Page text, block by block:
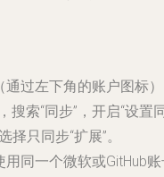
通过左下角的账户图标
搜索“同步”，开启“设置
只同步“扩展”。
用同一个微软或GitHub